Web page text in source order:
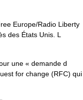
Europe/Radio Liberty
des États Unis. L
une « demande d
for change (RFC) qui